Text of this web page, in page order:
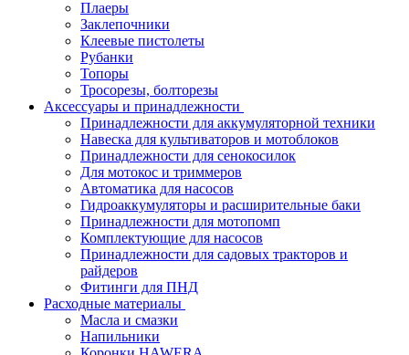
Плаеры
Заклепочники
Клеевые пистолеты
Рубанки
Топоры
Тросорезы, болторезы
Аксессуары и принадлежности
Принадлежности для аккумуляторной техники
Навеска для культиваторов и мотоблоков
Принадлежности для сенокосилок
Для мотокос и триммеров
Автоматика для насосов
Гидроаккумуляторы и расширительные баки
Принадлежности для мотопомп
Комплектующие для насосов
Принадлежности для садовых тракторов и
райдеров
Фитинги для ПНД
Расходные материалы
Масла и смазки
Напильники